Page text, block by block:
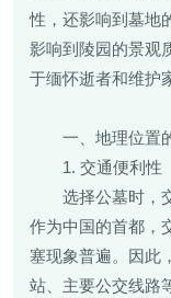
性，还影响到墓地
影响到陵园的景观
于缅怀逝者和维护
一、地理位置
1. 交通便利性
选择公墓时，
作为中国的首都，
塞现象普遍。因此
站、主要公交线路